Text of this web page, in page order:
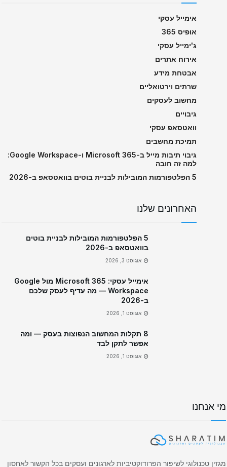
אימייל עסקי
אופיס 365
ג'ימייל עסקי
אירוח אתרים
אבטחת מידע
שרתים וירטואליים
מחשוב לעסקים
גיבויים
וואטסאפ עסקי
תמיכת מחשבים
גיבוי תיבות מייל ב-Microsoft 365 ו-Google Workspace:
למה זה חובה
5 הפלטפורמות המובילות לבניית בוטים בוואטסאפ ב-2026
האחרונים שלנו
5 הפלטפורמות המובילות לבניית בוטים
בוואטסאפ ב-2026
אוגוסט 3, 2026
אימייל עסקי: Microsoft 365 מול Google
Workspace — מה עדיף לעסק שלכם
ב-2026
אוגוסט 1, 2026
8 תקלות המחשוב הנפוצות בעסק — ומה
אפשר לתקן לבד
אוגוסט 1, 2026
מי אנחנו
מגזין טכנולוגי לשיפור הפרודוקטיביות לארגונים ועסקים בכל הקשור לאחסון